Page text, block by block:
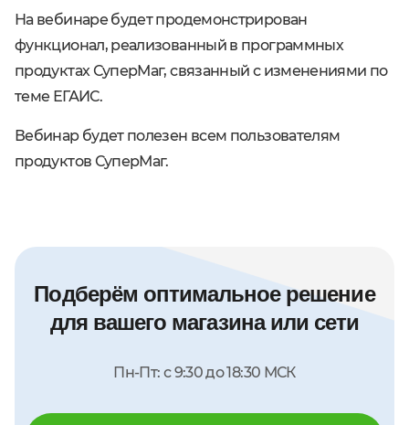
На вебинаре будет продемонстрирован
функционал, реализованный в программных
продуктах СуперМаг, связанный с изменениями по
теме ЕГАИС.
Вебинар будет полезен всем пользователям
продуктов СуперМаг.
Подберём оптимальное решение
для вашего магазина или сети
Пн-Пт: с 9:30 до 18:30 МСК